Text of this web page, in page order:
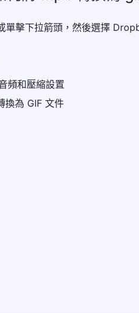
單擊下拉箭頭，然後選擇
頻和壓縮設置
換為 GIF 文件